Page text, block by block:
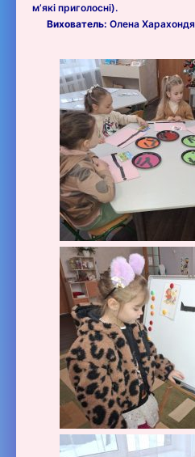
м’які приголосні).
Вихователь: Олена Харахондя